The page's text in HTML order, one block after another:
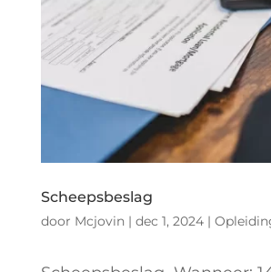
Scheepsbeslag
door Mcjovin| dec 1, 2024|